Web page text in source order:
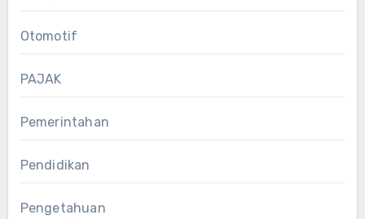
Otomotif
PAJAK
Pemerintahan
Pendidikan
Pengetahuan